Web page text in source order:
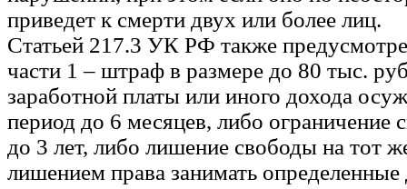
приведет к смерти двух или более лиц.
Статьей 217.3 УК РФ также
части 1 – штраф в размере до 80 тыс.
заработной платы или иного дохода
период до 6 месяцев, либо ограничение
до 3 лет, либо лишение свободы на тот
лишением права занимать